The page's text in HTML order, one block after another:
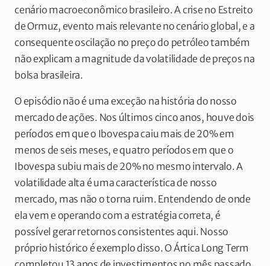
cenário macroeconômico brasileiro. A crise no Estreito
de Ormuz, evento mais relevante no cenário global, e a
consequente oscilação no preço do petróleo também
não explicam a magnitude da volatilidade de preços na
bolsa brasileira.
O episódio não é uma exceção na história do nosso
mercado de ações. Nos últimos cinco anos, houve dois
períodos em que o Ibovespa caiu mais de 20% em
menos de seis meses, e quatro períodos em que o
Ibovespa subiu mais de 20% no mesmo intervalo. A
volatilidade alta é uma característica de nosso
mercado, mas não o torna ruim. Entendendo de onde
ela vem e operando com a estratégia correta, é
possível gerar retornos consistentes aqui. Nosso
próprio histórico é exemplo disso. O Ártica Long Term